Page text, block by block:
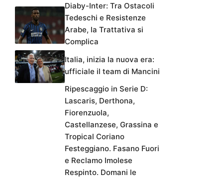
Diaby-Inter: Tra Ostacoli
Tedeschi e Resistenze
Arabe, la Trattativa si
Complica
Italia, inizia la nuova era:
ufficiale il team di Mancini
Ripescaggio in Serie D:
Lascaris, Derthona,
Fiorenzuola,
Castellanzese, Grassina e
Tropical Coriano
Festeggiano. Fasano Fuori
e Reclamo Imolese
Respinto. Domani le